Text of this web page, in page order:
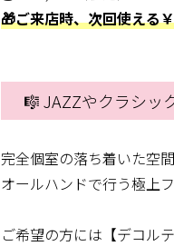
🎁ご来店時、次回使える
🎼 JAZZやクラシッ
完全個室の落ち着いた空
オールハンドで行う極上
ご希望の方には【デコル